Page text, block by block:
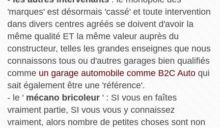
'marques' est désormais 'cassé' et toute intervention
dans divers centres agréés se doivent d'avoir la
même qualité ET la même valeur auprès du
constructeur, telles les grandes enseignes que nous
connaissons tous ou d'autres garages bien qualifiés
comme un garage automobile comme B2C Autoqui
sait également être une 'référence'.
- le ' mécano bricoleur' : SI vous en faîtes
vraiment partie, SI vous vous y connaissez
vraiment, alors nombre de petites choses sont non